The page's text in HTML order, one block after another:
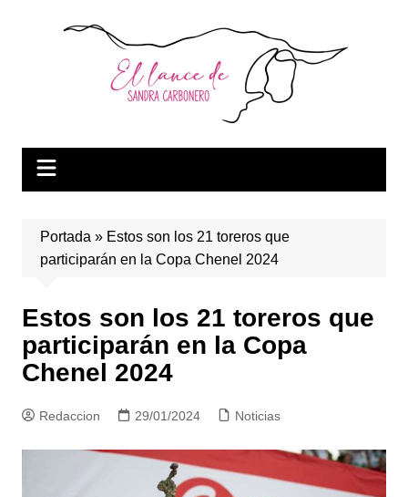
Portada » Estos son los 21 toreros que
participarán en la Copa Chenel 2024
Estos son los 21 toreros que
participarán en la Copa
Chenel 2024
Redaccion 29/01/2024 Noticias